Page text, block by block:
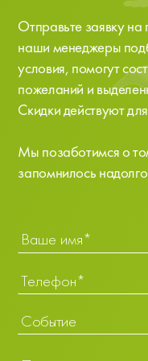
Отправьте заявку
наши менеджеры
условия, помогут
пожеланий и
Скидки действуют
Мы позаботимся о
запомнилось
Событие